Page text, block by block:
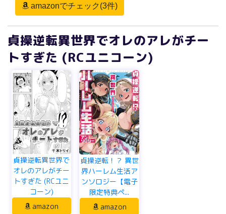
amazonでチェック(3件)
貞操逆転異世界でオレのアレがチー
トすぎた (RCユニコーン)
貞操逆転異世界で
オレのアレがチー
トすぎた (RCユニ
コーン)
amazon
貞操逆転！？ 異世
界ハーレム生活ア
ンソロジー【電子
限定特典ペ...
amazon